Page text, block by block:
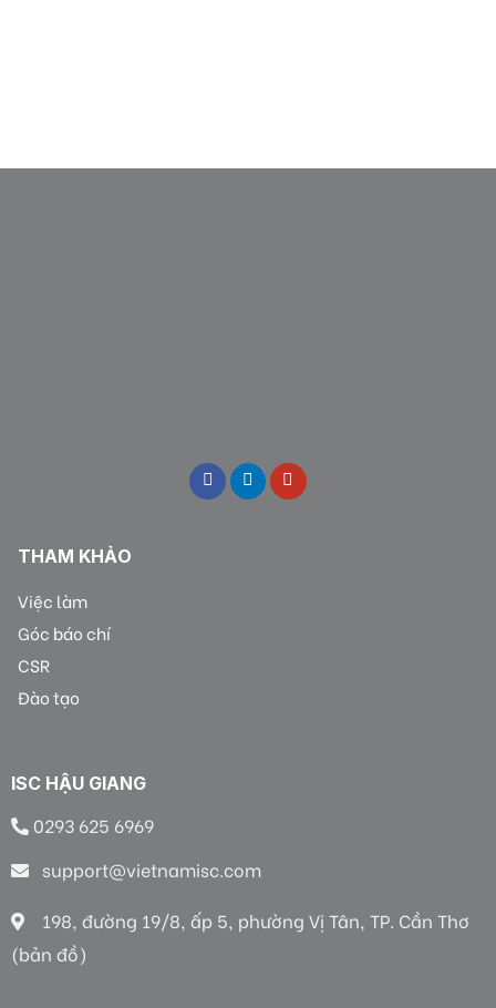
THAM KHẢO
Việc làm
Góc báo chí
CSR
Đào tạo
ISC HẬU GIANG
0293 625 6969
support@vietnamisc.com
198, đường 19/8, ấp 5, phường Vị Tân, TP. Cần Thơ
(bản đồ)